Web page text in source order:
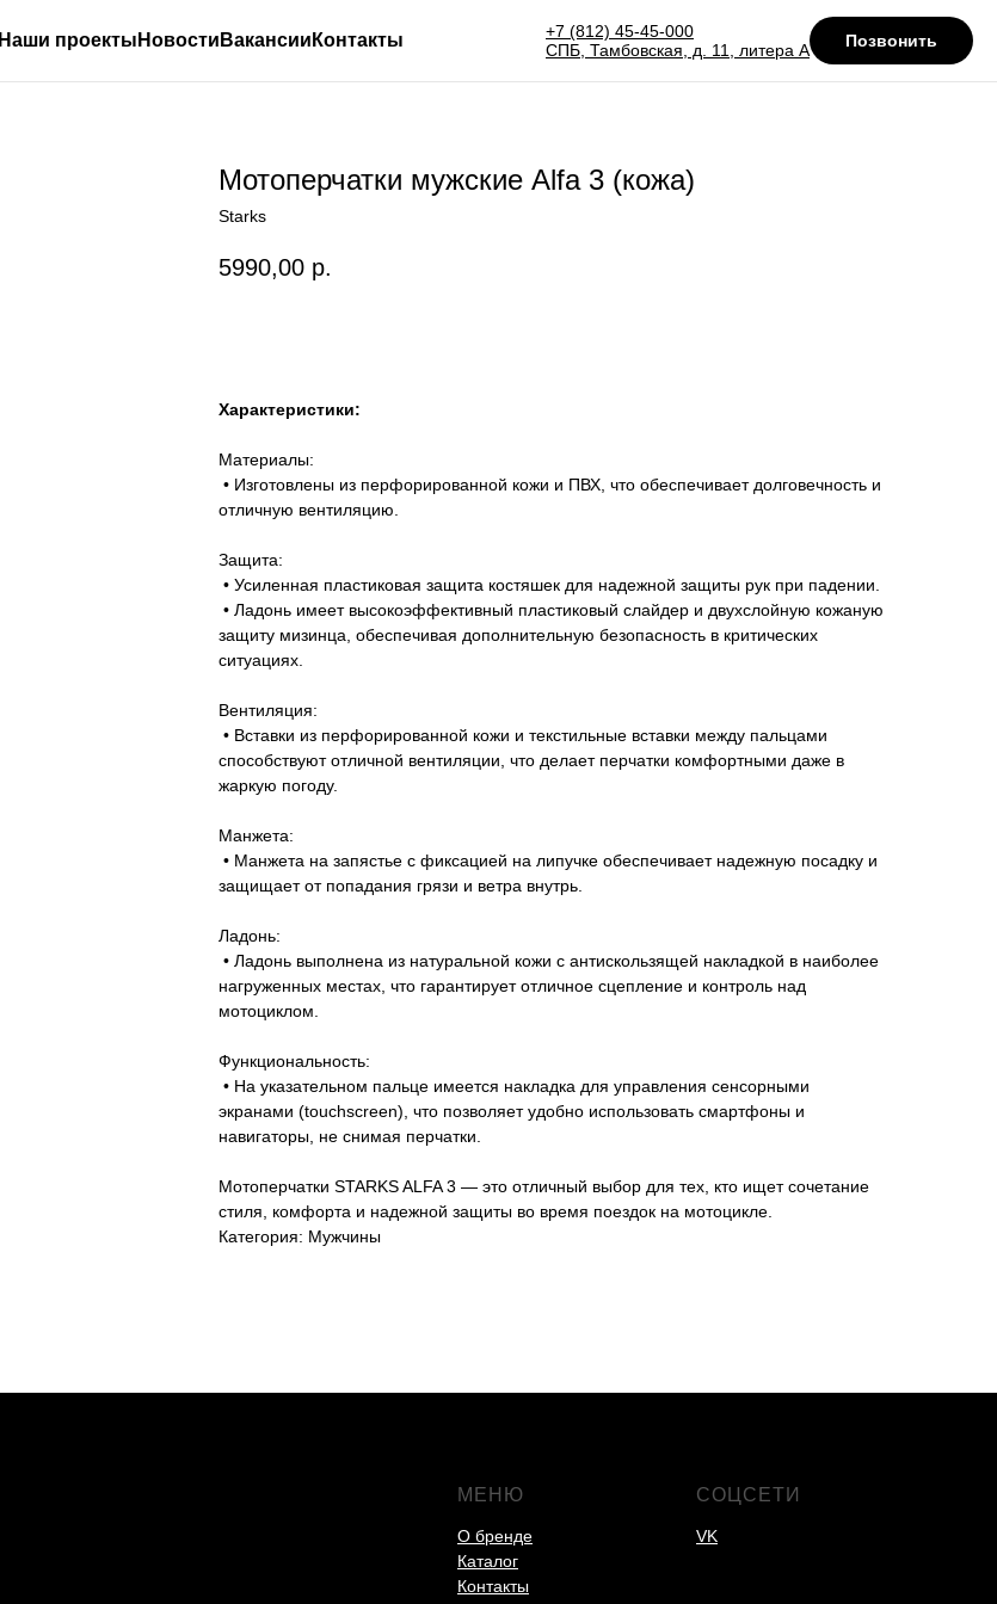
Наши проекты Новости Вакансии Контакты
+7 (812) 45-45-000
СПБ, Тамбовская, д. 11, литера А
Позвонить
Мотоперчатки мужские Alfa 3 (кожа)
Starks
5990,00 р.
Характеристики:
Материалы:
• Изготовлены из перфорированной кожи и ПВХ, что обеспечивает долговечность и
отличную вентиляцию.
Защита:
• Усиленная пластиковая защита костяшек для надежной защиты рук при падении.
• Ладонь имеет высокоэффективный пластиковый слайдер и двухслойную кожаную
защиту мизинца, обеспечивая дополнительную безопасность в критических
ситуациях.
Вентиляция:
• Вставки из перфорированной кожи и текстильные вставки между пальцами
способствуют отличной вентиляции, что делает перчатки комфортными даже в
жаркую погоду.
Манжета:
• Манжета на запястье с фиксацией на липучке обеспечивает надежную посадку и
защищает от попадания грязи и ветра внутрь.
Ладонь:
• Ладонь выполнена из натуральной кожи с антискользящей накладкой в наиболее
нагруженных местах, что гарантирует отличное сцепление и контроль над
мотоциклом.
Функциональность:
• На указательном пальце имеется накладка для управления сенсорными
экранами (touchscreen), что позволяет удобно использовать смартфоны и
навигаторы, не снимая перчатки.
Мотоперчатки STARKS ALFA 3 — это отличный выбор для тех, кто ищет сочетание
стиля, комфорта и надежной защиты во время поездок на мотоцикле.
Категория: Мужчины
МЕНЮ
О бренде
Каталог
Контакты
СОЦСЕТИ
VK